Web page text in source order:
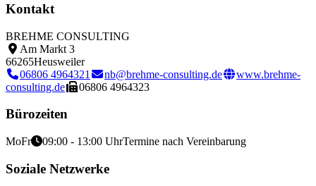
Kontakt
BREHME CONSULTING
Am Markt 3
66265Heusweiler
06806 4964321
nb@brehme-consulting.de
www.brehme-
consulting.de
06806 4964323
Bürozeiten
MoFr 09:00 - 13:00 UhrTermine nach Vereinbarung
Soziale Netzwerke